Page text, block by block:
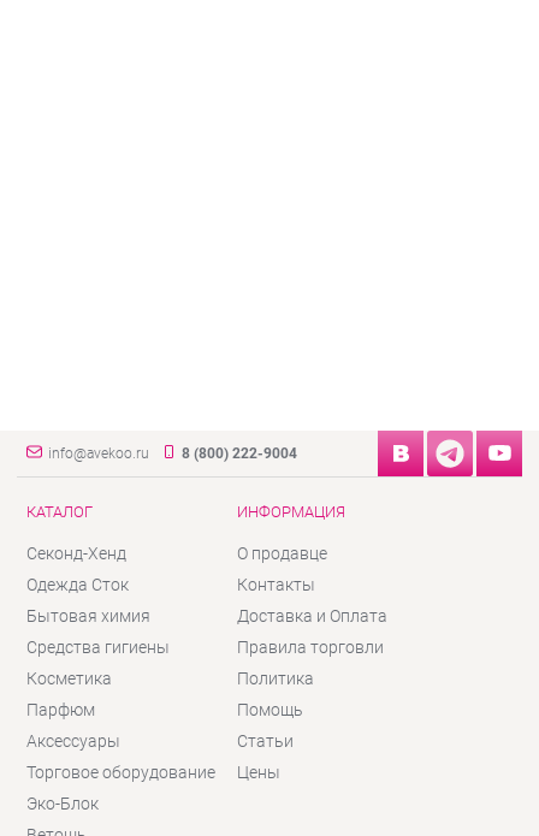
info@avekoo.ru 8 (800) 222-9004
КАТАЛОГ
Секонд-Хенд
Одежда Сток
Бытовая химия
Средства гигиены
Косметика
Парфюм
Аксессуары
Торговое оборудование
Эко-Блок
ИНФОРМАЦИЯ
О продавце
Контакты
Доставка и Оплата
Правила торговли
Политика
Помощь
Статьи
Цены